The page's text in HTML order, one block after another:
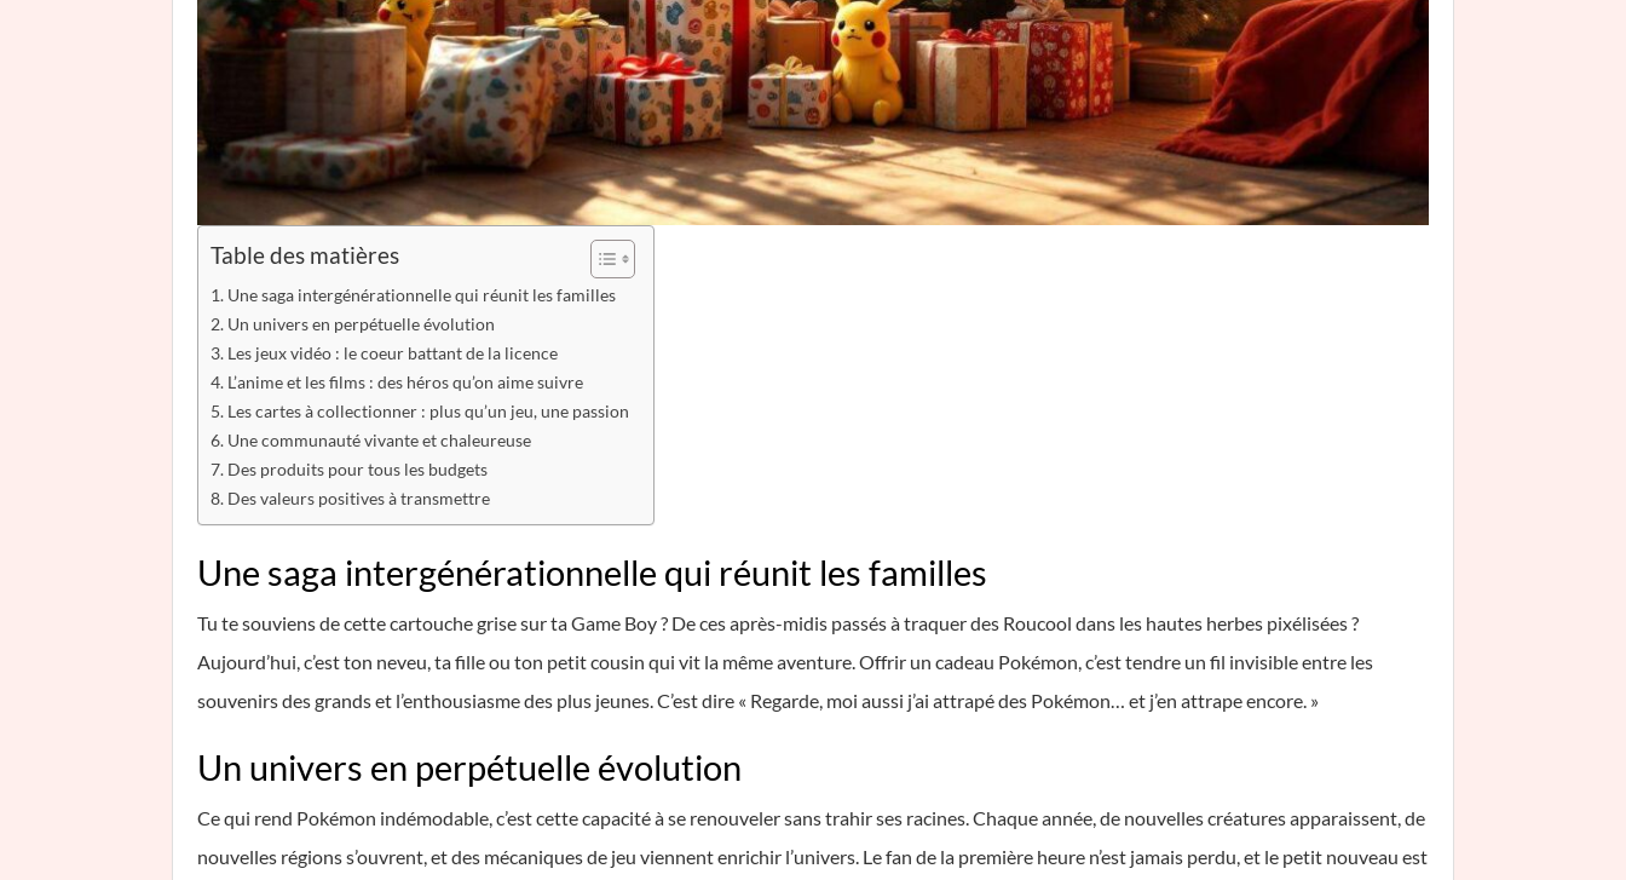
Table des matières
Une saga intergénérationnelle qui réunit les familles
Un univers en perpétuelle évolution
Les jeux vidéo : le coeur battant de la licence
L’anime et les films : des héros qu’on aime suivre
Les cartes à collectionner : plus qu’un jeu, une passion
Une communauté vivante et chaleureuse
Des produits pour tous les budgets
Des valeurs positives à transmettre
Une saga intergénérationnelle qui réunit les familles
Tu te souviens de cette cartouche grise sur ta Game Boy ? De ces après-midis passés à traquer des Roucool dans les hautes herbes pixélisées ?
Aujourd’hui, c’est ton neveu, ta fille ou ton petit cousin qui vit la même aventure. Offrir un cadeau Pokémon, c’est tendre un fil invisible entre les
souvenirs des grands et l’enthousiasme des plus jeunes. C’est dire « Regarde, moi aussi j’ai attrapé des Pokémon… et j’en attrape encore. »
Un univers en perpétuelle évolution
Ce qui rend Pokémon indémodable, c’est cette capacité à se renouveler sans trahir ses racines. Chaque année, de nouvelles créatures apparaissent, de
nouvelles régions s’ouvrent, et des mécaniques de jeu viennent enrichir l’univers. Le fan de la première heure n’est jamais perdu, et le petit nouveau est